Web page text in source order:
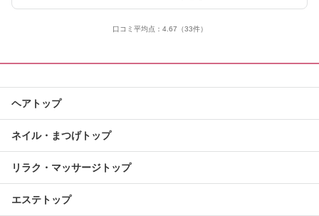
口コミ平均点： 4.67 （33件）
ヘアトップ
ネイル・まつげトップ
リラク・マッサージトップ
エステトップ